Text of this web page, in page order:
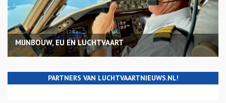
MIJNBOUW, EU EN LUCHTVAART
PARTNERS VAN LUCHTVAARTNIEUWS.NL!